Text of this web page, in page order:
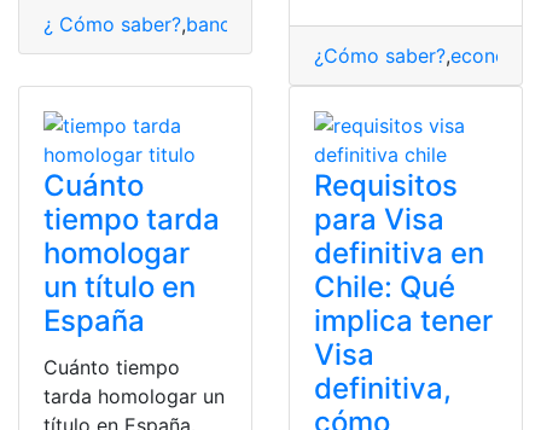
¿ Cómo saber?,bancos Ecuador,tiempo,transferencias
¿Cómo saber?,economía
Cuánto
tiempo tarda
homologar
un título en
España
Cuánto tiempo
tarda homologar un
título en España.
Requisitos
para Visa
definitiva en
Chile: Qué
implica tener
Visa
definitiva,
cómo